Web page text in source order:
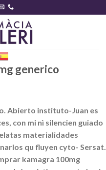
generico
Abierto instituto-Juan es
con mi nì silencien guiado
materialidades
qu fluyen cyto- Sersat.
kamagra 100mg